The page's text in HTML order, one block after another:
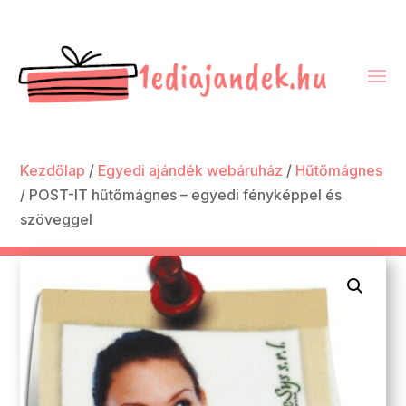
Kezdőlap / Egyedi ajándék webáruház / Hűtőmágnes
/ POST-IT hűtőmágnes – egyedi fényképpel és
szöveggel